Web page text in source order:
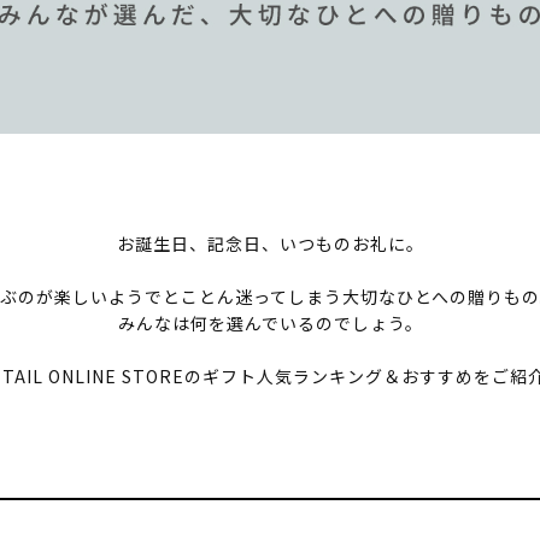
お誕生日、記念日、いつものお礼に。
のが楽しいようでとことん迷ってしまう大切なひとへの贈りもの
みんなは何を選んでいるのでしょう。
ONLINE STOREのギフト人気ランキング＆おすすめをご紹